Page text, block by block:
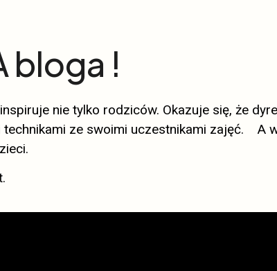
bloga !
nie tylko rodziców. Okazuje się, że
ze swoimi uczestnikami zajęć. A